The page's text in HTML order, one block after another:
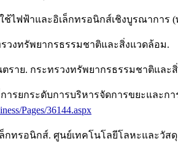
ไฟฟ้าและอิเล็กทรอนิกส์เชิงบูรณากา
วงทรัพยากรธรรมชาติและสิ่งแวดล้อม.
ราย. กระทรวงทรัพยากรธรรมชาติและ
รยกระดับการบริหารจัดการขยะแล
Pages/36144.aspx
กทรอนิกส์. ศูนย์เทคโนโลยีโลหะและ